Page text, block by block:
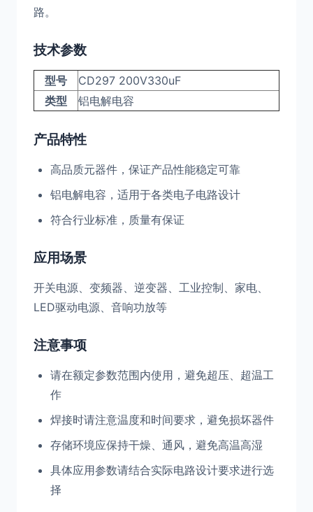
路。
技术参数
型号
CD297 200V330uF
类型
铝电解电容
产品特性
高品质元器件，保证产品性能稳定可靠
铝电解电容，适用于各类电子电路设计
符合行业标准，质量有保证
应用场景
开关电源、变频器、逆变器、工业控制、家电、
LED驱动电源、音响功放等
注意事项
请在额定参数范围内使用，避免超压、超温工
作
焊接时请注意温度和时间要求，避免损坏器件
存储环境应保持干燥、通风，避免高温高湿
具体应用参数请结合实际电路设计要求进行选
择